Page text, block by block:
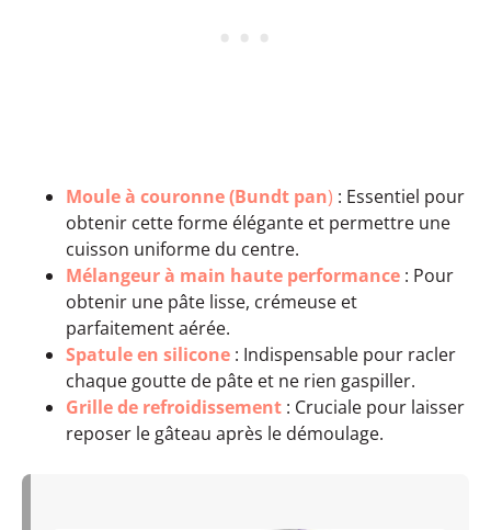
Moule à couronne (Bundt pan) : Essentiel pour
obtenir cette forme élégante et permettre une
cuisson uniforme du centre.
Mélangeur à main haute performance : Pour
obtenir une pâte lisse, crémeuse et
parfaitement aérée.
Spatule en silicone : Indispensable pour racler
chaque goutte de pâte et ne rien gaspiller.
Grille de refroidissement : Cruciale pour laisser
reposer le gâteau après le démoulage.